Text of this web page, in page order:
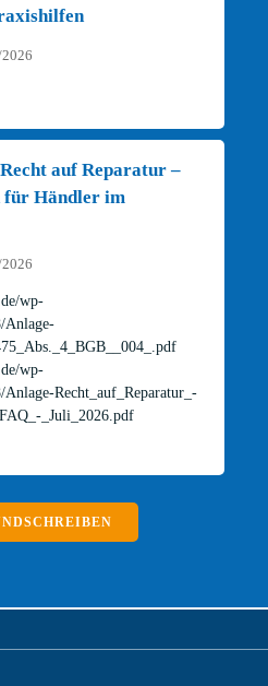
auf Reparatur –
für Händler im
wp-
Anlage-
wp-
Recht_auf_Reparatur_-
_Juli_2026.pdf